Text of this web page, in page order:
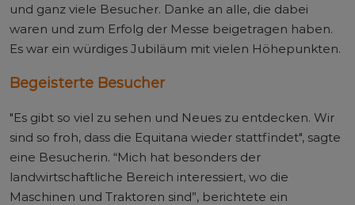
und ganz viele Besucher. Danke an alle, die dabei
waren und zum Erfolg der Messe beigetragen haben.
Es war ein würdiges Jubiläum mit vielen Höhepunkten.
Begeisterte Besucher
"Es gibt so viel zu sehen und Neues zu entdecken. Wir
sind so froh, dass die Equitana wieder stattfindet", sagte
eine Besucherin. “Mich hat besonders der
landwirtschaftliche Bereich interessiert, wo die
Maschinen und Traktoren sind”, berichtete ein